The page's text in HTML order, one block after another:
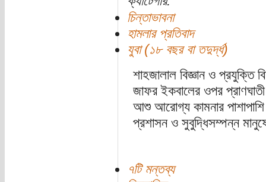
চিন্তাভাবনা
হামলার প্রতিবাদ
যুবা (১৮ বছর বা তদুর্দ্ধ)
শাহজালাল বিজ্ঞান ও প্রযুক্তি
জাফর ইকবালের ওপর প্রাণঘাতী,
আশু আরোগ্য কামনার পাশাপাশি
প্রশাসন ও সুবুদ্ধিসম্পন্ন
৭টি মন্তব্য